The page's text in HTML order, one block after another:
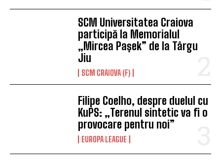
SCM Universitatea Craiova
participă la Memorialul
„Mircea Pașek” de la Târgu
Jiu
SCM CRAIOVA (F)
Filipe Coelho, despre duelul cu
KuPS: „Terenul sintetic va fi o
provocare pentru noi”
EUROPA LEAGUE